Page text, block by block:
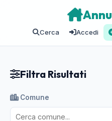
Cerca Accedi
Filtra Risultati
Comune